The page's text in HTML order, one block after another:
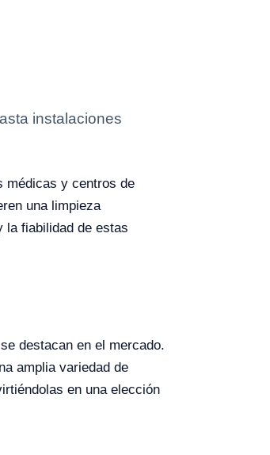
instalaciones
médicas y centros de
una limpieza
la fiabilidad de estas
destacan en el mercado.
amplia variedad de
en una elección